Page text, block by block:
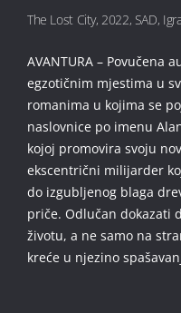
The Lost City, 2022, SAD,
AVANTURA – Povučena
egzotičnim mjestima u
romanima u kojima se
naslovnice po imenu
kojoj promovira svoju
ekscentrični milijarder
do izgubljenog blaga
priče. Odlučan dokazati
životu, a ne samo na
kreće u njezino